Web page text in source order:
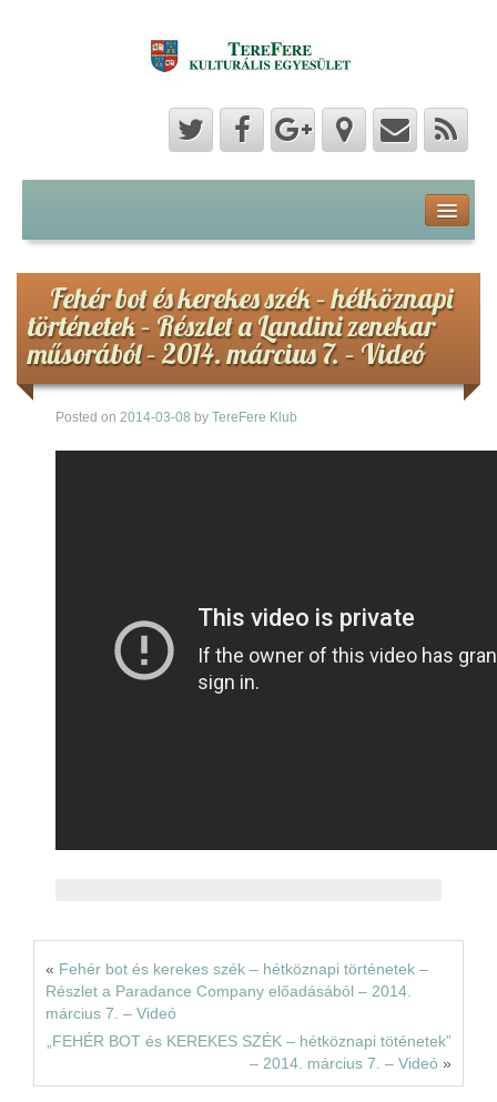
Hozzászólások
Hírek
Képek
Videók
Fehér bot és kerekes szék – hétköznapi
történetek – Részlet a Landini zenekar
műsorából – 2014. március 7. – Videó
Posted on 2014-03-08 by TereFere Klub
« Fehér bot és kerekes szék – hétköznapi történetek –
Részlet a Paradance Company előadásából – 2014.
március 7. – Videó
„FEHÉR BOT és KEREKES SZÉK – hétköznapi töténetek”
– 2014. március 7. – Videó »